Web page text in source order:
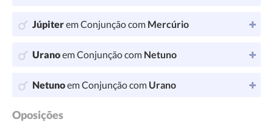
Júpiterem Conjunção com Mercúrio
Uranoem Conjunção com Netuno
Netunoem Conjunção com Urano
Oposições